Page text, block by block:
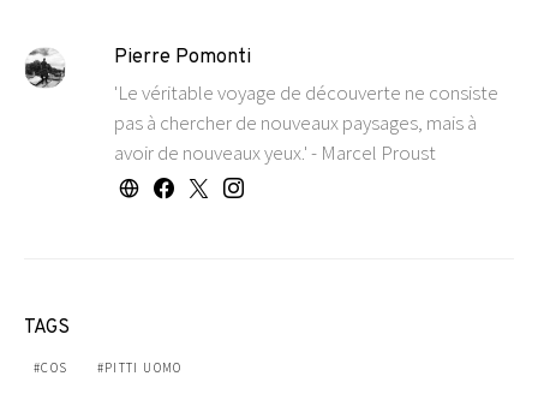
Pierre Pomonti
'Le véritable voyage de découverte ne consiste
pas à chercher de nouveaux paysages, mais à
avoir de nouveaux yeux.' - Marcel Proust
TAGS
COS PITTI UOMO